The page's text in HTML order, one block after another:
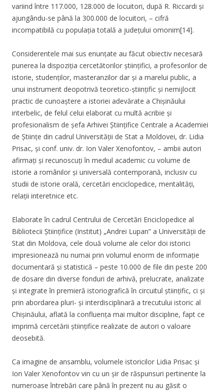
variind între 117.000, 128.000 de locuitori, după R. Riccardi și
ajungându-se până la 300.000 de locuitori, – cifră
incompatibilă cu populația totală a județului omonim[14].
Considerentele mai sus enunțate au făcut obiectiv necesară
punerea la dispoziția cercetătorilor științifici, a profesorilor de
istorie, studenților, masteranzilor dar și a marelui public, a
unui instrument deopotrivă teoretico-științific și nemijlocit
practic de cunoaștere a istoriei adevărate a Chișinăului
interbelic, de felul celui elaborat cu multă acribie și
profesionalism de șefa Arhivei Științifice Centrale a Academiei
de Științe din cadrul Universității de Stat a Moldovei, dr. Lidia
Prisac, și conf. univ. dr. Ion Valer Xenofontov, – ambii autori
afirmați și recunoscuți în mediul academic cu volume de
istorie a românilor și universală contemporană, inclusiv cu
studii de istorie orală, cercetări enciclopedice, mentalități,
relații interetnice etc.
Elaborate în cadrul Centrului de Cercetări Enciclopedice al
Bibliotecii Științifice (Institut) „Andrei Lupan” a Universității de
Stat din Moldova, cele două volume ale celor doi istorici
impresionează nu numai prin volumul enorm de informație
documentară și statistică – peste 10.000 de file din peste 200
de dosare din diverse fonduri de arhivă, prelucrate, analizate
și integrate în premieră istoriografică în circuitul științific, ci și
prin abordarea pluri- și interdisciplinară a trecutului istoric al
Chișinăului, aflată la confluența mai multor discipline, fapt ce
imprimă cercetării științifice realizate de autori o valoare
deosebită.
Ca imagine de ansamblu, volumele istoricilor Lidia Prisac și
Ion Valer Xenofontov vin cu un șir de răspunsuri pertinente la
numeroase întrebări care până în prezent nu au găsit o